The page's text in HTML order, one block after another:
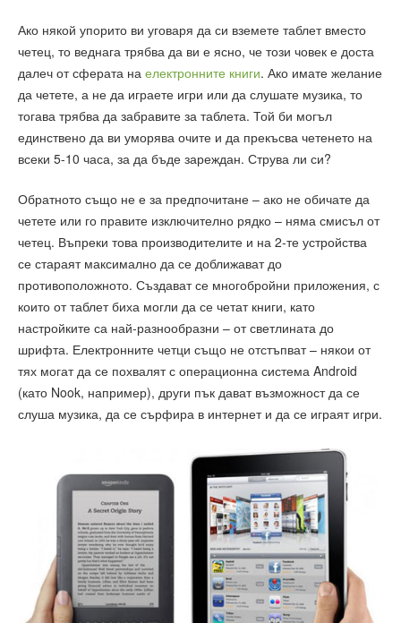
Ако някой упорито ви уговаря да си вземете таблет вместо
четец, то веднага трябва да ви е ясно, че този човек е доста
далеч от сферата на електронните книги. Ако имате желание
да четете, а не да играете игри или да слушате музика, то
тогава трябва да забравите за таблета. Той би могъл
единствено да ви уморява очите и да прекъсва четенето на
всеки 5-10 часа, за да бъде зареждан. Струва ли си?
Обратното също не е за предпочитане – ако не обичате да
четете или го правите изключително рядко – няма смисъл от
четец. Въпреки това производителите и на 2-те устройства
се стараят максимално да се доближават до
противоположното. Създават се многобройни приложения, с
които от таблет биха могли да се четат книги, като
настройките са най-разнообразни – от светлината до
шрифта. Електронните четци също не отстъпват – някои от
тях могат да се похвалят с операционна система Android
(като Nook, например), други пък дават възможност да се
слуша музика, да се сърфира в интернет и да се играят игри.